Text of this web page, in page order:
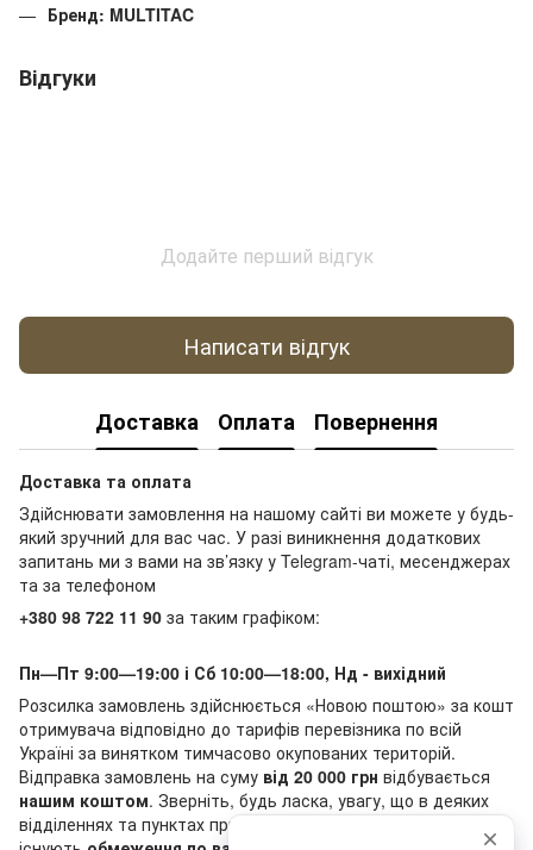
Бренд: MULTITAC
Відгуки
Додайте перший відгук
Написати відгук
Доставка Оплата Повернення
Доставка та оплата
Здійснювати замовлення на нашому сайті ви можете у будь-
який зручний для вас час. У разі виникнення додаткових
запитань ми з вами на зв’язку у Telegram-чаті, месенджерах
та за телефоном
+380 98 722 11 90 за таким графіком:
Пн—Пт 9:00—19:00 і Сб 10:00—18:00, Нд - вихідний
Розсилка замовлень здійснюється «Новою поштою» за кошт
отримувача відповідно до тарифів перевізника по всій
Україні за винятком тимчасово окупованих територій.
Відправка замовлень на суму від 20 000 грн відбувається
нашим коштом. Зверніть, будь ласка, увагу, що в деяких
відділеннях та пунктах приймання-видачі «Нової пошти»